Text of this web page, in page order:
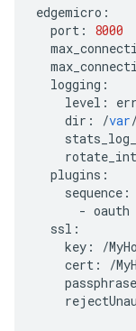
edgemicro :
port :
8000
logging :
level :
dir : /var/
plugins :
sequence :
- oauth
ssl :
key : /
cert : /
passphrase